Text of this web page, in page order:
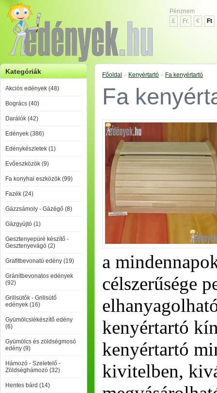
Pénznem
£
Fr. € Ft
Kategóriák
Akciós edények (48)
Bogrács (40)
Darálók (42)
Edények (386)
Edénykészletek (1)
Evőeszközök (9)
Fa konyhai eszközök (99)
Fazék (24)
Gázzsámoly - Gázégő (8)
Gázgyújtó (1)
Gesztenyepüré készítő -
Gesztenyevágó (2)
Grafitbevonatú edény (19)
Gránitbevonatos edények
(92)
Grillsütők - Grillsütő
edények (16)
Gyümölcslékészítő edény
(6)
Gyümölcs és zöldségmosó
edény (9)
Hámozó - Szeletelő -
Zöldséghámozó (32)
Hentes bárd (14)
Főoldal » Kenyértartó » Fa kenyértartó
Fa
a
célszerűsége
kenyértartó
kenyértartó
kivitelben,